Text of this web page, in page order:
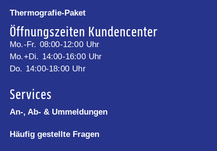
Thermografie-Paket
Öffnungszeiten Kundencenter
Mo.-Fr. 08:00-12:00 Uhr
Mo.+Di. 14:00-16:00 Uhr
Do. 14:00-18:00 Uhr
Services
An-, Ab- & Ummeldungen
Häufig gestellte Fragen